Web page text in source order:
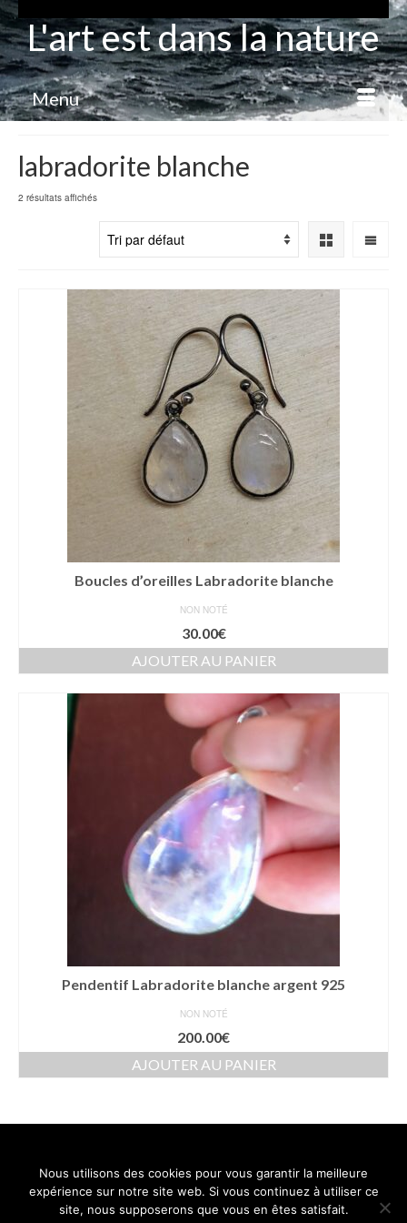
L'art est dans la nature
Menu
labradorite blanche
2 résultats affichés
Boucles d’oreilles Labradorite blanche
NON NOTÉ
30.00€
AJOUTER AU PANIER
Pendentif Labradorite blanche argent 925
NON NOTÉ
200.00€
AJOUTER AU PANIER
Contact
Conditions générales de vente
Politique de confidentialité
Nous utilisons des cookies pour vous garantir la meilleure
expérience sur notre site web. Si vous continuez à utiliser ce
site, nous supposerons que vous en êtes satisfait.